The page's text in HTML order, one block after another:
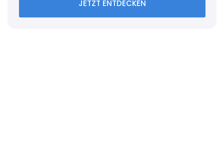
JETZT ENTDECKEN